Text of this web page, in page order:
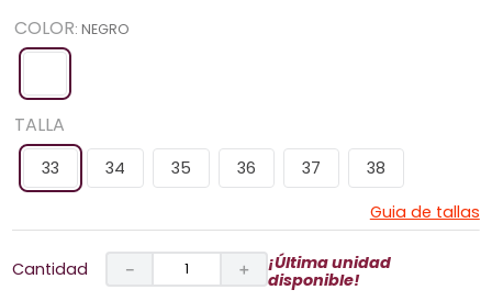
COLOR: NEGRO
TALLA
33 34 35 36 37
38
Guia de tallas
Cantidad ＋
－
¡Última unidad
disponible!